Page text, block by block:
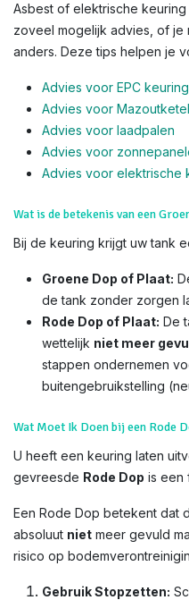
Asbest of elektrische
zoveel mogelijk advies, of je
anders. Deze tips helpen je
Advies voor EPC keuring
Advies voor Mazoutketel
Advies voor laadpalen
Advies voor
Advies voor elektrische
Wat is de betekenis van een
Bij de keuring krijgt uw tank
Groene Dop of Plaat:
de tank zonder zorgen
Rode Dop of Plaat: De
wettelijk niet meer
stappen ondernemen
buitengebruikstelling
Wat Moet Ik Doen bij een Rode
U heeft een keuring laten
gevreesde Rode Dop is een
Een Rode Dop betekent dat
absoluut niet meer gevuld
risico op
Gebruik Stopzetten: